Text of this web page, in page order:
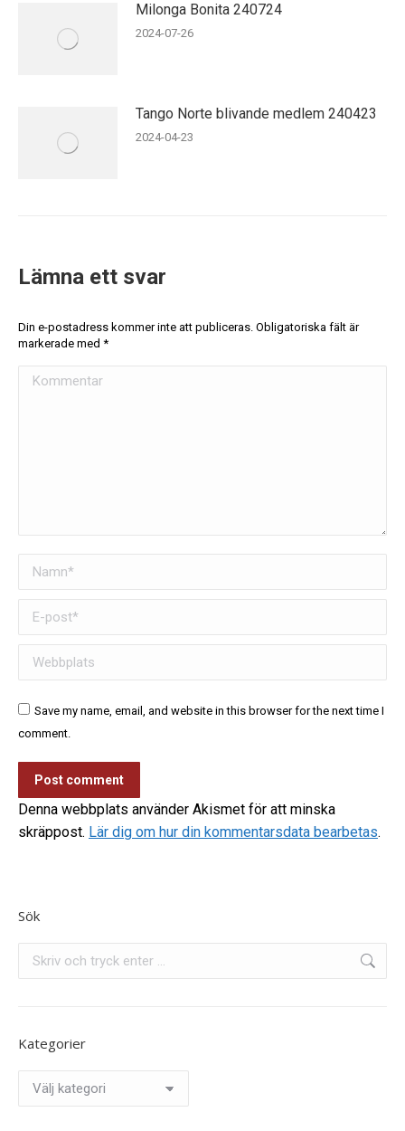
Milonga Bonita 240724
2024-07-26
Tango Norte blivande medlem 240423
2024-04-23
Lämna ett svar
Din e-postadress kommer inte att publiceras. Obligatoriska fält är
markerade med *
Kommentar
Namn *
E-post *
Webbplats
Save my name, email, and website in this browser for the next time I
comment.
Post comment
Denna webbplats använder Akismet för att minska
skräppost. Lär dig om hur din kommentarsdata bearbetas.
Sök
Kategorier